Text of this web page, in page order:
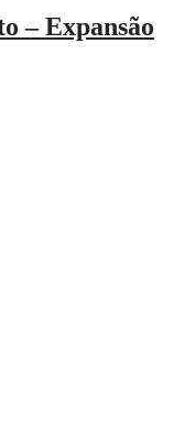
– Expansão